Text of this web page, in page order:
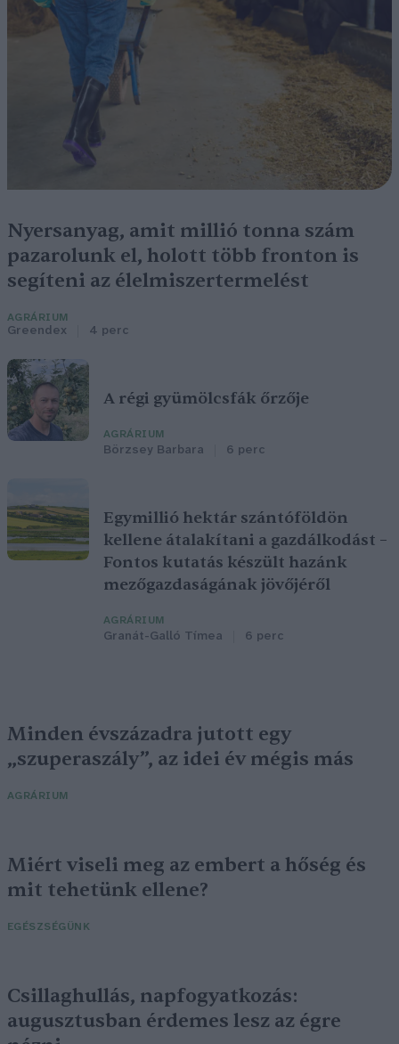
Nyersanyag, amit millió tonna szám
pazarolunk el, holott több fronton is
segíteni az élelmiszertermelést
AGRÁRIUM
Greendex 4 perc
A régi gyümölcsfák őrzője
AGRÁRIUM
Börzsey Barbara 6 perc
Egymillió hektár szántóföldön
kellene átalakítani a gazdálkodást –
Fontos kutatás készült hazánk
mezőgazdaságának jövőjéről
AGRÁRIUM
Granát-Galló Tímea 6 perc
Minden évszázadra jutott egy
„szuperaszály”, az idei év mégis más
AGRÁRIUM
Miért viseli meg az embert a hőség és
mit tehetünk ellene?
EGÉSZSÉGÜNK
Csillaghullás, napfogyatkozás:
augusztusban érdemes lesz az égre